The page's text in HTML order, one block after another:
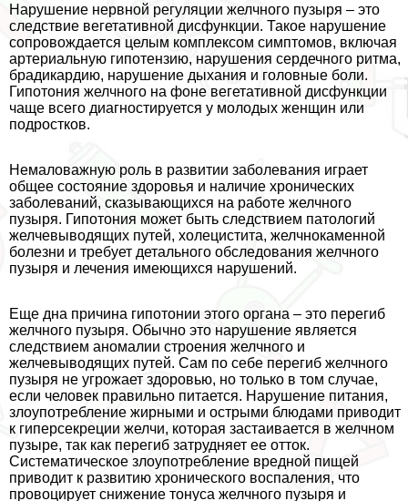
Нарушение нервной регуляции желчного пузыря – это
следствие вегетативной дисфункции. Такое нарушение
сопровождается целым комплексом симптомов, включая
артериальную гипотензию, нарушения сердечного ритма,
брадикардию, нарушение дыхания и головные боли.
Гипотония желчного на фоне вегетативной дисфункции
чаще всего диагностируется у молодых женщин или
подростков.
Немаловажную роль в развитии заболевания играет
общее состояние здоровья и наличие хронических
заболеваний, сказывающихся на работе желчного
пузыря. Гипотония может быть следствием патологий
желчевыводящих путей, холецистита, желчнокаменной
болезни и требует детального обследования желчного
пузыря и лечения имеющихся нарушений.
Еще дна причина гипотонии этого органа – это перегиб
желчного пузыря. Обычно это нарушение является
следствием аномалии строения желчного и
желчевыводящих путей. Сам по себе перегиб желчного
пузыря не угрожает здоровью, но только в том случае,
если человек правильно питается. Нарушение питания,
злоупотрeбление жирными и острыми блюдами приводит
к гиперсекреции желчи, которая застаивается в желчном
пузыре, так как перегиб затрудняет ее отток.
Систематическое злоупотрeбление вредной пищей
приводит к развитию хронического воспаления, что
провоцирует снижение тонуса желчного пузыря и